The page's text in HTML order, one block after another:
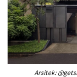
Arsitek: